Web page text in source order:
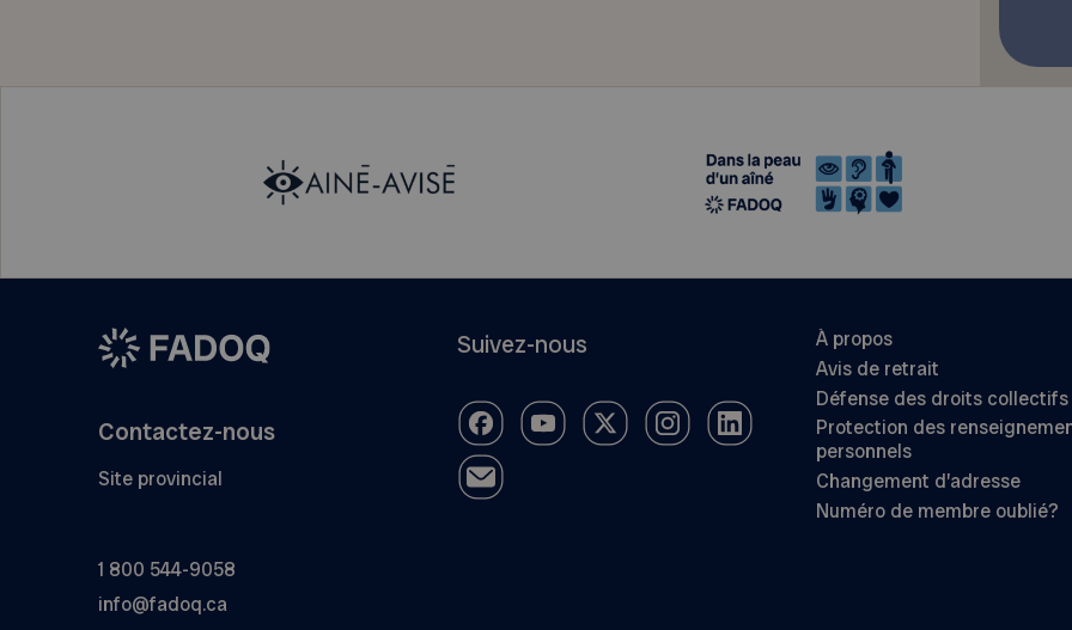
Contactez-nous
Site provincial
1 800 544-9058
info@fadoq.ca
Suivez-nous
À propos
Avis de retrait
Défense des droits collectifs
Protection des
personnels
Changement d’adresse
Numéro de membre oublié?